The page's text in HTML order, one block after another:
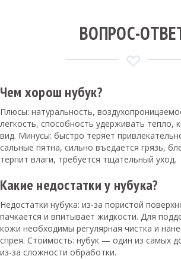
ВОПРОС-
Чем хорош нубук?
Плюсы: натуральность,
легкость, способность удерживать тепло,
вид. Минусы: быстро теряет
сальные пятна, сильно въедается грязь,
терпит влаги, требуется тщательный уход.
Какие недостатки у нубука?
Недостатки нубука: из-за пористой
пачкается и впитывает жидкости. Для
кожи необходимы регулярная чистка и
спрея. Стоимость: нубук — один из самых
из-за сложности обработки.